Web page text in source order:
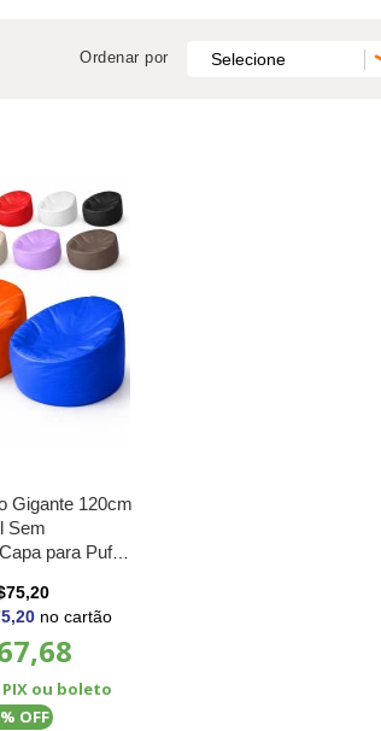
Ordenar por
Gigante 120cm
Sem
para Puff
no cartão
ou boleto
% OFF